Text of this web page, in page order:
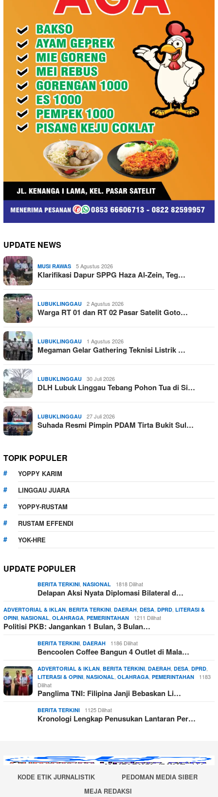
UPDATE NEWS
MUSI RAWAS 5 Agustus 2026
Klarifikasi Dapur SPPG Haza Al-Zein, Teg…
LUBUKLINGGAU 2 Agustus 2026
Warga RT 01 dan RT 02 Pasar Satelit Goto…
LUBUKLINGGAU 1 Agustus 2026
Megaman Gelar Gathering Teknisi Listrik …
LUBUKLINGGAU 30 Juli 2026
DLH Lubuk Linggau Tebang Pohon Tua di Si…
LUBUKLINGGAU 27 Juli 2026
Suhada Resmi Pimpin PDAM Tirta Bukit Sul…
TOPIK POPULER
YOPPY KARIM
LINGGAU JUARA
YOPPY-RUSTAM
RUSTAM EFFENDI
YOK-HRE
UPDATE POPULER
BERITA TERKINI NASIONAL 1818 Dilihat
Delapan Aksi Nyata Diplomasi Bilateral d…
ADVERTORIAL & IKLAN BERITA TERKINI DAERAH DESA DPRD LITERASI &
OPINI NASIONAL OLAHRAGA PEMERINTAHAN 1211 Dilihat
Politisi PKB: Jangankan 1 Bulan, 3 Bulan…
BERITA TERKINI DAERAH 1186 Dilihat
Bencoolen Coffee Bangun 4 Outlet di Mala…
ADVERTORIAL & IKLAN BERITA TERKINI DAERAH DESA DPRD
LITERASI & OPINI NASIONAL OLAHRAGA PEMERINTAHAN
1183
Dilihat
Panglima TNI: Filipina Janji Bebaskan Li…
BERITA TERKINI 1125 Dilihat
Kronologi Lengkap Penusukan Lantaran Per…
KODE ETIK JURNALISTIK
PEDOMAN MEDIA SIBER
MEJA REDAKSI